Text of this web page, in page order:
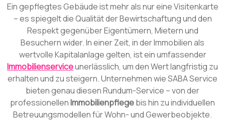
Ein gepflegtes Gebäude ist mehr als nur eine Visitenkarte
– es spiegelt die Qualität der Bewirtschaftung und den
Respekt gegenüber Eigentümern, Mietern und
Besuchern wider. In einer Zeit, in der Immobilien als
wertvolle Kapitalanlage gelten, ist ein umfassender
Immobilienserviceunerlässlich, um den Wert langfristig zu
erhalten und zu steigern. Unternehmen wie SABA Service
bieten genau diesen Rundum-Service – von der
professionellenImmobilienpflegebis hin zu individuellen
Betreuungsmodellen für Wohn- und Gewerbeobjekte.